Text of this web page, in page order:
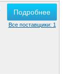
Подробнее
Все поставщики: 1